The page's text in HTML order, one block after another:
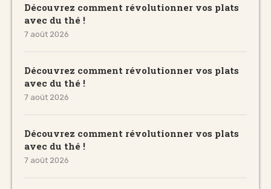
Découvrez comment révolutionner vos plats
avec du thé !
7 août 2026
Découvrez comment révolutionner vos plats
avec du thé !
7 août 2026
Découvrez comment révolutionner vos plats
avec du thé !
7 août 2026